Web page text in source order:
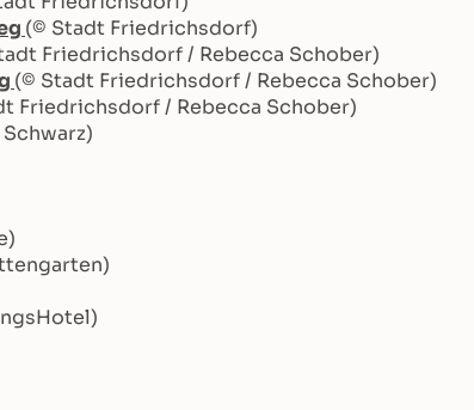
(© Stadt Friedrichsdorf)
Friedrichsdorf / Rebecca Schober)
(© Stadt Friedrichsdorf / Rebecca Schober)
Friedrichsdorf / Rebecca Schober)